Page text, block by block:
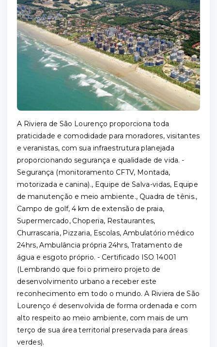
A Riviera de São Lourenço proporciona toda
praticidade e comodidade para moradores, visitantes
e veranistas, com sua infraestrutura planejada
proporcionando segurança e qualidade de vida. -
Segurança (monitoramento CFTV, Montada,
motorizada e canina)., Equipe de Salva-vidas, Equipe
de manutenção e meio ambiente., Quadra de tênis.,
Campo de golf, 4 km de extensão de praia,
Supermercado, Choperia, Restaurantes,
Churrascaria, Pizzaria, Escolas, Ambulatório médico
24hrs, Ambulância própria 24hrs, Tratamento de
água e esgoto próprio. - Certificado ISO 14001
(Lembrando que foi o primeiro projeto de
desenvolvimento urbano a receber este
reconhecimento em todo o mundo. A Riviera de São
Lourenço é desenvolvida de forma ordenada e com
alto respeito ao meio ambiente, com mais de um
terço de sua área territorial preservada para áreas
verdes).